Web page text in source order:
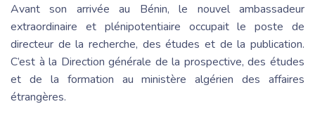
Avant son arrivée au Bénin, le nouvel ambassadeur
extraordinaire et plénipotentiaire occupait le poste de
directeur de la recherche, des études et de la publication.
C’est à la Direction générale de la prospective, des études
et de la formation au ministère algérien des affaires
étrangères.